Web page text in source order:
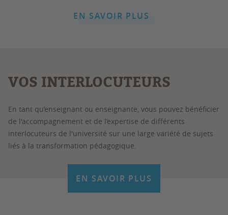
EN SAVOIR PLUS
VOS INTERLOCUTEURS
En tant qu’enseignant ou enseignante, vous pouvez bénéficier
de l'accompagnement et de l’expertise de différents
interlocuteurs de l'université sur une large variété de sujets
liés à la transformation pédagogique.
EN SAVOIR PLUS